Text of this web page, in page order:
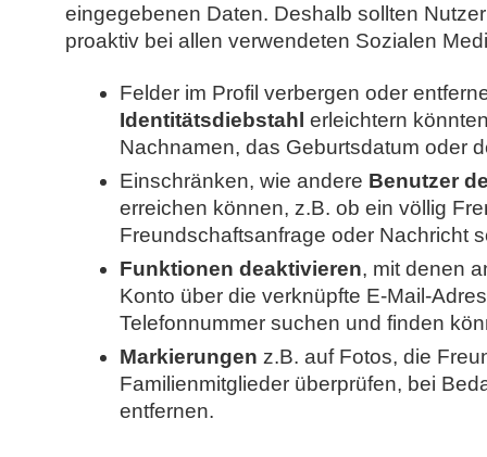
eingegebenen Daten. Deshalb sollten
proaktiv bei allen verwendeten Sozialen
Felder im Profil verbergen oder
Identitätsdiebstahl erleichtern
Nachnamen, das Geburtsdatum oder
Einschränken, wie andere Benutzer
erreichen können, z.B. ob ein völlig
Freundschaftsanfrage oder Nachricht
Funktionen deaktivieren, mit denen
Konto über die verknüpfte E-Mail-
Telefonnummer suchen und finden
Markierungen z.B. auf Fotos, die
Familienmitglieder überprüfen, bei
entfernen.